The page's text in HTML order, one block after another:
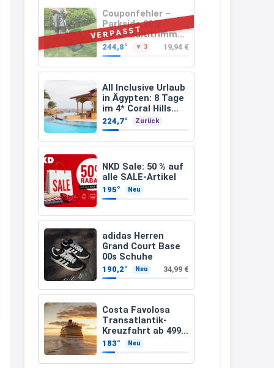
VERPASST
Couponfehler –
Parkside 20 V
Akku-Multitrimmer
PAMT 20-Li A1
(ohne Akku und
Ladegerät)
244,8° ▼ 3 19,94 €
All Inclusive Urlaub
in Ägypten: 8 Tage
im 4* Coral Hills
Resort Marsa Alam
inkl. Flüge ab 299 €
p.P.
224,7° Zurück
NKD Sale: 50 % auf
alle SALE-Artikel
195° Neu
adidas Herren
Grand Court Base
00s Schuhe
190,2° Neu 34,99 €
Costa Favolosa
Transatlantik-
Kreuzfahrt ab 499€
– 18 Nächte von
Hamburg nach
Guadeloupe
183° Neu
müsste schon stornieren und
nochmal bestellen, da man
Rabattcodes oder auch
Geschenkgutscheine im
Warenkorb oder an der Kasse
VOR dem Kauf einlösen kann.
17:06
↩
Och siche den Gutschein
fürmeggelebaguetts
Kerstin
Meggle bagett Gutschein code
21:37
↩
Kerstin
Bei EDEKA